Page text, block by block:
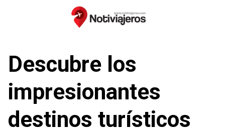
Descubre los
impresionantes
destinos turísticos